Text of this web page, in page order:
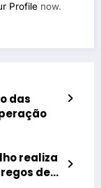
Profile now.
das
realiza
de